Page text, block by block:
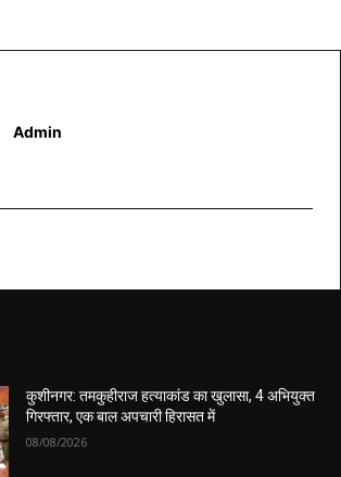
Admin
कुशीनगर: तमकुहीराज हत्याकांड का खुलासा, 4 अभियुक्त
गिरफ्तार, एक बाल अपचारी हिरासत में
08/08/2026